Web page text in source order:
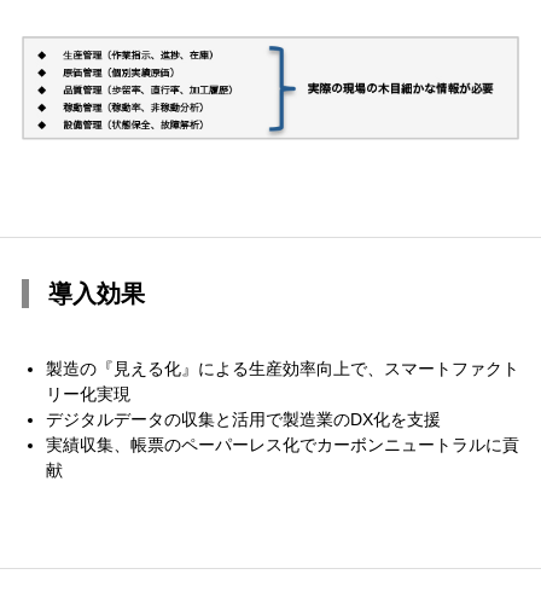
導入効果
製造の『見える化』による生産効率向上で、スマートファクト
リー化実現
デジタルデータの収集と活用で製造業のDX化を支援
実績収集、帳票のペーパーレス化でカーボンニュートラルに貢
献